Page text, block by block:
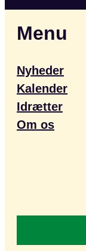
Menu
Nyheder
Kalender
Idrætter
Om os